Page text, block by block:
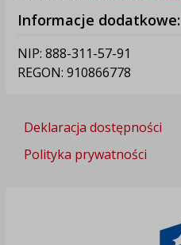
Informacje dodatkowe:
NIP: 888-311-57-91
REGON: 910866778
Deklaracja dostępności
Polityka prywatności